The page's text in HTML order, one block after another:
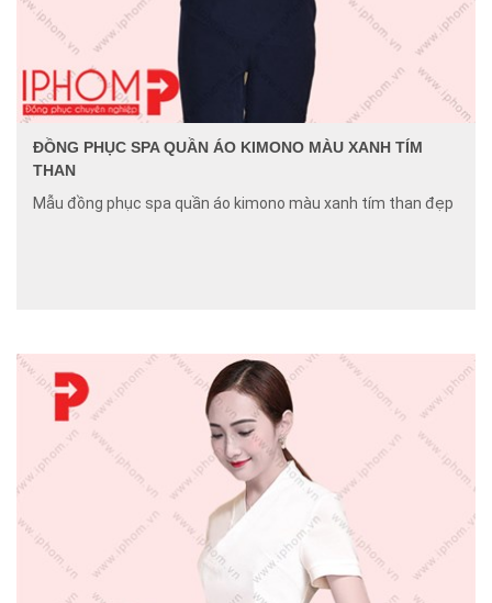
ĐỒNG PHỤC SPA QUẦN ÁO KIMONO MÀU XANH TÍM
THAN
Mẫu đồng phục spa quần áo kimono màu xanh tím than đẹp